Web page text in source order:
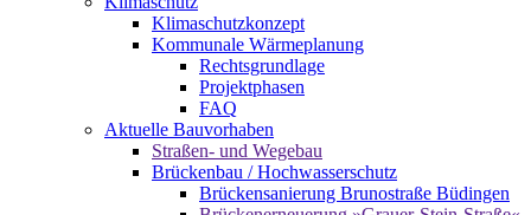
Klimaschutzkonzept
Kommunale Wärmeplanung
Rechtsgrundlage
Projektphasen
FAQ
Aktuelle Bauvorhaben
Straßen- und Wegebau
Brückenbau / Hochwasserschutz
Brückensanierung Brunostraße Büdingen